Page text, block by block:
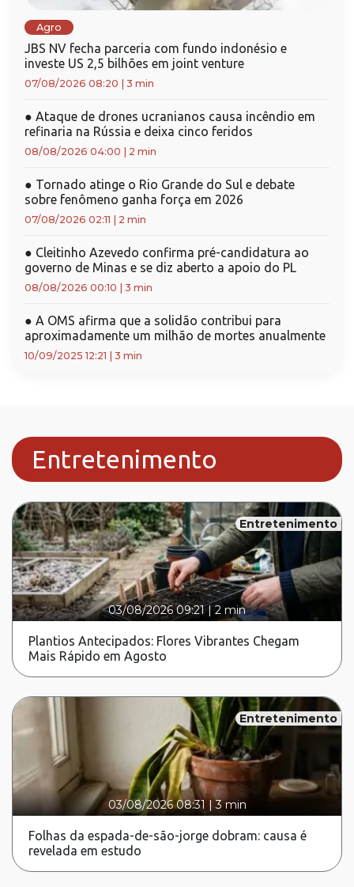
Agro
JBS NV fecha parceria com fundo indonésio e
investe US 2,5 bilhões em joint venture
07/08/2026 08:20 3 min
● Ataque de drones ucranianos causa incêndio em
refinaria na Rússia e deixa cinco feridos
08/08/2026 04:00 2 min
● Tornado atinge o Rio Grande do Sul e debate
sobre fenômeno ganha força em 2026
07/08/2026 02:11 2 min
● Cleitinho Azevedo confirma pré-candidatura ao
governo de Minas e se diz aberto a apoio do PL
08/08/2026 00:10 3 min
● A OMS afirma que a solidão contribui para
aproximadamente um milhão de mortes anualmente
10/09/2025 12:21 3 min
Entretenimento
Entretenimento
03/08/2026 09:21|2 min
Plantios Antecipados: Flores Vibrantes Chegam
Mais Rápido em Agosto
Entretenimento
03/08/2026 08:31 |3 min
Folhas da espada-de-são-jorge dobram: causa é
revelada em estudo